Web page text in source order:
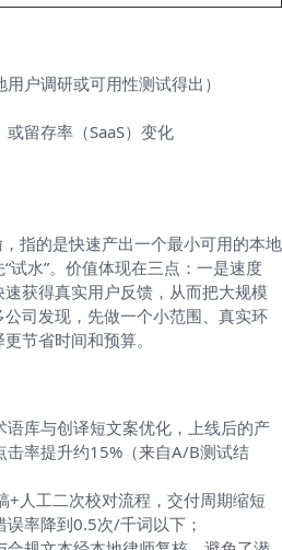
户调研或可用性测试得出）
留存率（SaaS）变化
指的是快速产出一个最小可用的本地
试水”。价值体现在三点：一是速度
获得真实用户反馈，从而把大规模
司发现，先做一个小范围、真实环
节省时间和预算。
库与创译短文案优化，上线后的产
击率提升约15%（来自A/B测试结
+人工二次校对流程，交付周期缩短
率降到0.5次/千词以下；